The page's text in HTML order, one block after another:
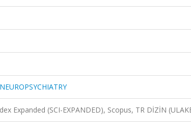
Expanded (SCI-EXPANDED), Scopus, TR DİZİN